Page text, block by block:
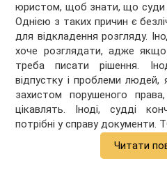
юристом, щоб знати, що суди
Однією з таких причин є
для відкладення розгляду.
хоче розглядати, адже якщо
треба писати рішення.
відпустку і проблеми людей,
захистом порушеного
цікавлять. Іноді, судді
потрібні у справу документи.
Читати